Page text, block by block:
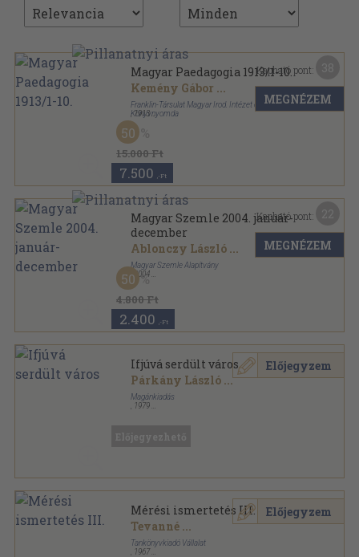
Magyar Paedagogia 1913/1-10.
Kemény Gábor ...
Franklin-Társulat Magyar Irod. Intézet és
Könyvnyomda
,1913
Könyvkötői kötés
Magyar Paedagogia sorozat
15.000 Ft
50
7.500 ,-Ft
Kapható pont:
MEGNÉZEM
Magyar Szemle 2004. január-
december
Ablonczy László ...
Magyar Szemle Alapítvány
, 2004
Ragasztott papírkötés
Magyar Szemle sorozat
4.800 Ft
50
2.400 ,-Ft
Kapható pont:
MEGNÉZEM
Ifjúvá serdült város
Párkány László ...
Magánkiadás
1979
Előjegyzem
Mérési ismertetés III.
Tevanné ...
Tankönyvkiadó Vállalat
1967
Előjegyzem